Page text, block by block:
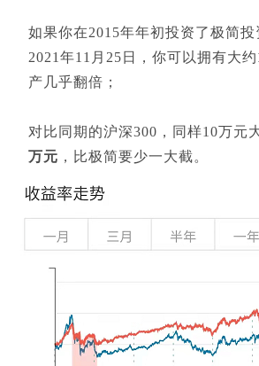
如果你在2015年年初投资了极简投
2021年11月25日，你可以拥有大约
产几乎翻倍；
对比同期的沪深300，同样10万元
万元 ，比极简要少一大截。